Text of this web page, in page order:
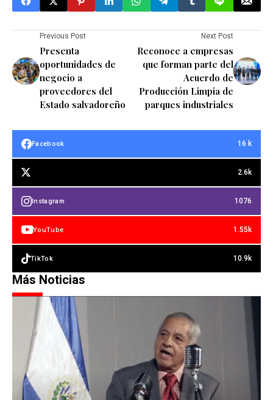
Previous Post
Presenta
oportunidades de
negocio a
proveedores del
Estado salvadoreño
Next Post
Reconoce a empresas
que forman parte del
Acuerdo de
Producción Limpia de
parques industriales
Facebook 16 k
2.6k
Instagram 1076
YouTube 1.55k
TikTok 10.9k
Más Noticias